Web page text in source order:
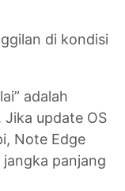
di kondisi
adalah
update OS
Note Edge
panjang